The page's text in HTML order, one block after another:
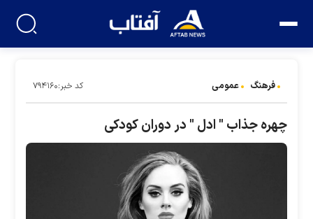
فرهنگ عمومی کد خبر:۷۹۴۱۶۰
چهره جذاب " ادل " در دوران کودکی